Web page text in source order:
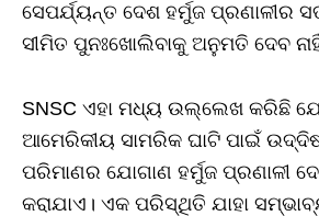
ସେପର୍ଯ୍ୟନ୍ତ ଦେଶ ହର୍ମୁଜ ପ୍ରଣାଳୀର
ସୀମିତ ପୁନଃଖୋଲିବାକୁ ଅନୁମତି ଦେବ
SNSC ଏହା ମଧ୍ୟ ଉଲ୍ଲେଖ କରିଛି
ଆମେରିକୀୟ ସାମରିକ ଘାଟି ପାଇଁ
ପରିମାଣର ଯୋଗାଣ ହର୍ମୁଜ ପ୍ରଣାଳୀ
କରାଯାଏ। ଏକ ପରିସ୍ଥିତି ଯାହା